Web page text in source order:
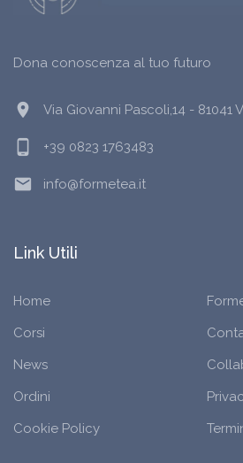
Dona conoscenza al tuo futuro
location_on Via Giovanni Pascoli,14 - 81041
phone_android +39 0823 1763483
email info@formetea.it
Link Utili
Home
Corsi
News
Ordini
Cookie Policy